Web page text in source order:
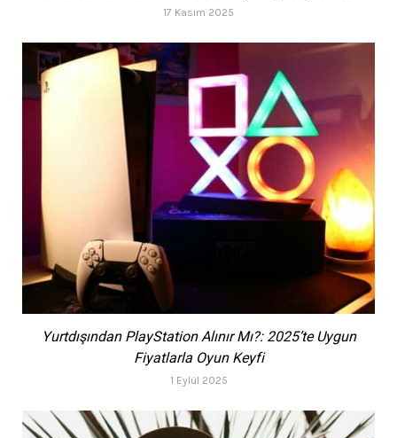
17 Kasım 2025
Yurtdışından PlayStation Alınır Mı?: 2025’te Uygun
Fiyatlarla Oyun Keyfi
1 Eylül 2025